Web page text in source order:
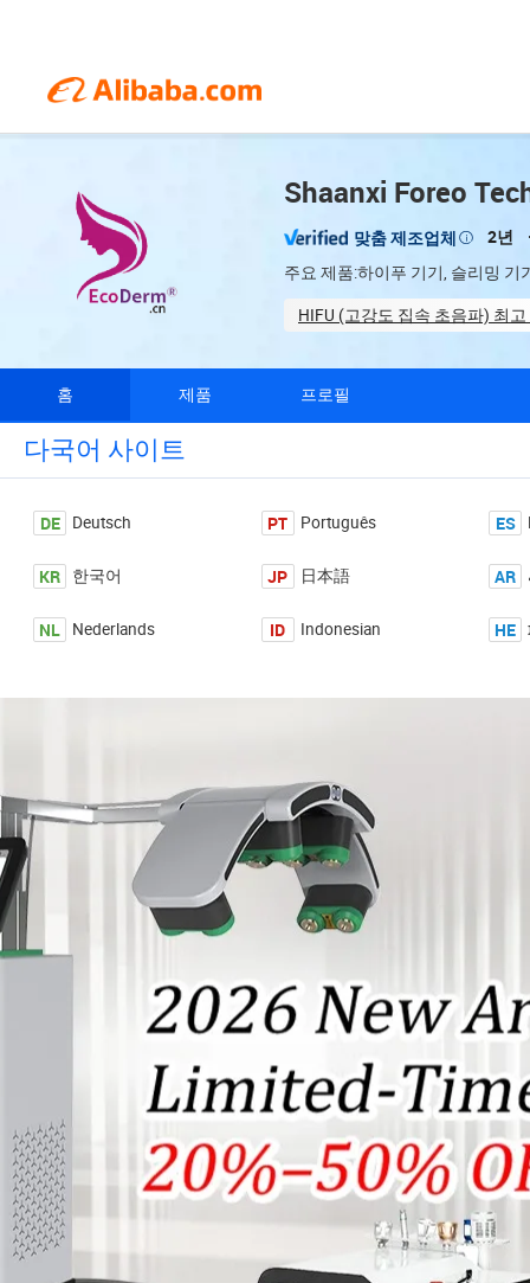
Shaanxi Foreo
맞춤 제조업체 2년
주요 제품:하이푸 기기, 슬리밍 기
HIFU (고강도 집속 초음파) 최
홈 제품 프로필
다국어 사이트
DE Deutsch PT Português ES
KR 한국어 JP 日本語 AR
NL Nederlands ID Indonesian HE